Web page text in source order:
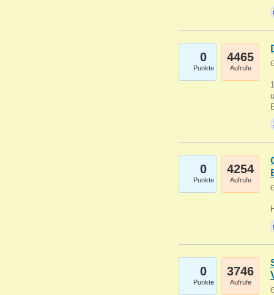
0
Punkte
4465
Aufrufe
0
Punkte
4254
Aufrufe
0
Punkte
3746
Aufrufe